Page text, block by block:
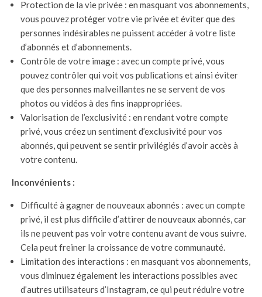
Protection de la vie privée : en masquant vos abonnements,
vous pouvez protéger votre vie privée et éviter que des
personnes indésirables ne puissent accéder à votre liste
d’abonnés et d’abonnements.
Contrôle de votre image : avec un compte privé, vous
pouvez contrôler qui voit vos publications et ainsi éviter
que des personnes malveillantes ne se servent de vos
photos ou vidéos à des fins inappropriées.
Valorisation de l’exclusivité : en rendant votre compte
privé, vous créez un sentiment d’exclusivité pour vos
abonnés, qui peuvent se sentir privilégiés d’avoir accès à
votre contenu.
Inconvénients :
Difficulté à gagner de nouveaux abonnés : avec un compte
privé, il est plus difficile d’attirer de nouveaux abonnés, car
ils ne peuvent pas voir votre contenu avant de vous suivre.
Cela peut freiner la croissance de votre communauté.
Limitation des interactions : en masquant vos abonnements,
vous diminuez également les interactions possibles avec
d’autres utilisateurs d’Instagram, ce qui peut réduire votre